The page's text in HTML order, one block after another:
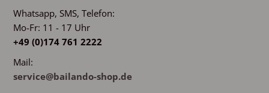
Whatsapp, SMS, Telefon:
Mo-Fr: 11 - 17 Uhr
+49 (0)174 761 2222
Mail:
service@bailando-shop.de